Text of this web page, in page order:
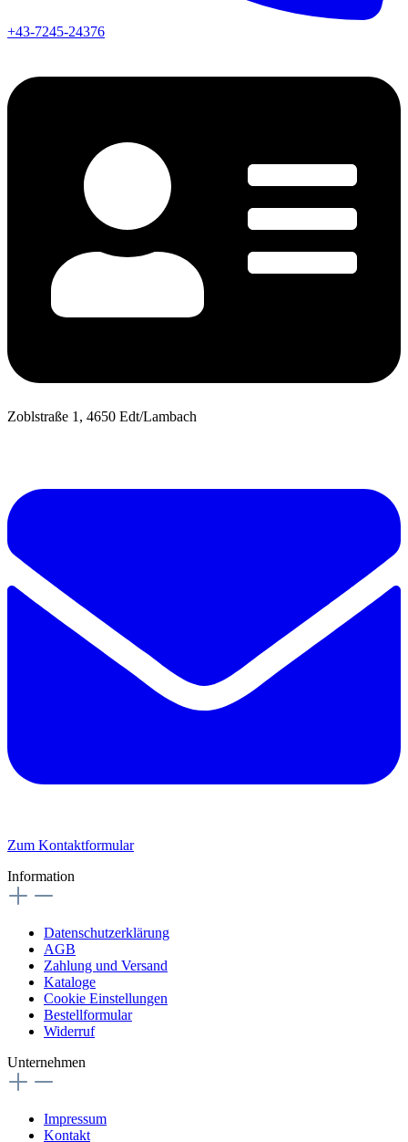
+43-7245-24376
Zoblstraße 1, 4650 Edt/Lambach
Zum Kontaktformular
Information
Datenschutzerklärung
AGB
Zahlung und Versand
Kataloge
Cookie Einstellungen
Bestellformular
Widerruf
Unternehmen
Impressum
Kontakt